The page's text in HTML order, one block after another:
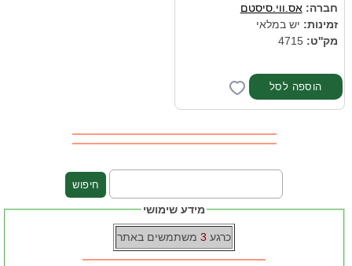
חברה:אס.ווי.סיסטם
זמינות: יש במלאי
מק''ט: 4715
מידע שימושי
כרגע 3משתמשים באתר